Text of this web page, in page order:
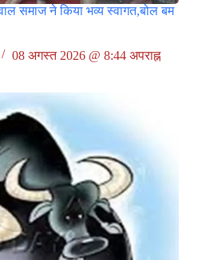
समाज ने किया भव्य स्वागत,बोल बम
08 अगस्त 2026 @ 8:44 अपराह्न